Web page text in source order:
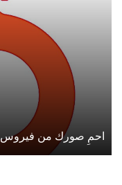
احمِ صورك من فيروس SparkKitty الخبيث